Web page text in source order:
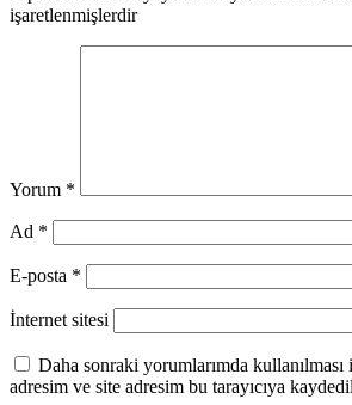
işaretlenmişlerdir
Yorum *
Ad *
E-posta *
İnternet sitesi
Daha sonraki yorumlarımda kullanılması
adresim ve site adresim bu tarayıcıya